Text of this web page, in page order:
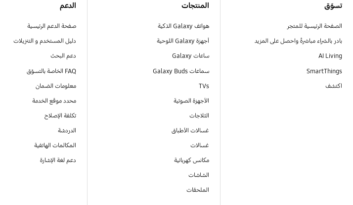
تسوّق
الصفحة الرئيسية للمتجر
بادر بالشراء مباشرةً واحصل على المزيد
AI Living
SmartThings
اكتشف
المنتجات
هواتف Galaxy الذكية
أجهزة Galaxy اللوحية
ساعات Galaxy
سماعات Galaxy Buds
TVs
الأجهزة الصوتية
الثلاجات
غسالات الأطباق
غسالات
مكانس كهربائية
الشاشات
الملحقات
الدعم
صفحة الدعم الرئيسية
دليل المستخدم و التنزيلات
دعم البحث
FAQ الخاصة بالتسوّق
معلومات الضمان
محدد موقع الخدمة
تكلفة الإصلاح
الدردشة
المكالمات الهاتفية
دعم لغة الإشارة